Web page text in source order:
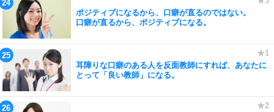
ポジティブになるから、口癖が直るのではない。
口癖が直るから、ポジティブになる。
耳障りな口癖のある人を反面教師にすれば、あなたに
とって「良い教師」になる。